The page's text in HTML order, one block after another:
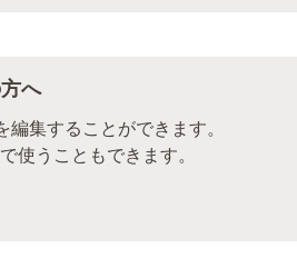
へ
集することができます。
使うこともできます。